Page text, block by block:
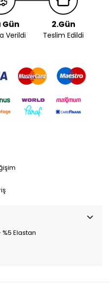
Gün
Verildi
2.Gün
Teslim Edildi
%5 Elastan